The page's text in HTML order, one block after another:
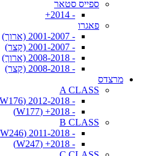
ספייס סטאר
- 2014+
פאגרו
- 2001-2007 (ארוך)
- 2001-2007 (קצר)
- 2008-2018 (ארוך)
- 2008-2018 (קצר)
מרצדס
A CLASS
- 2012-2018 (W176)
- 2018+ (W177)
B CLASS
- 2011-2018 (W246)
- 2018+ (W247)